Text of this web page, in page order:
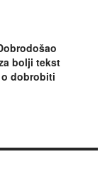
bolji tekst
dobrobiti